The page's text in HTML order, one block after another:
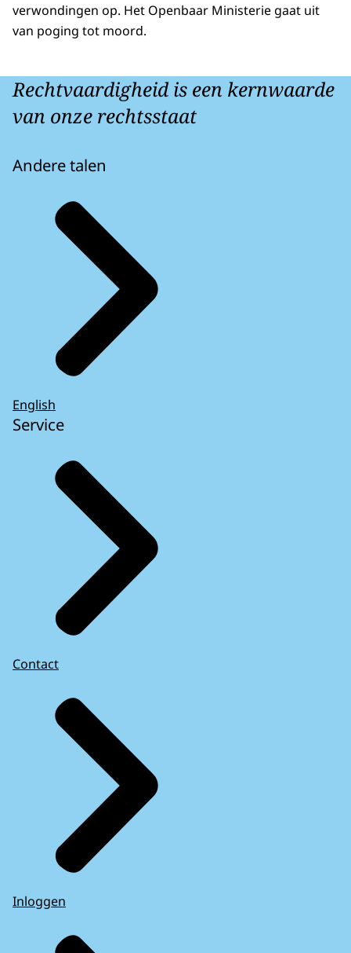
verwondingen op. Het Openbaar Ministerie gaat uit
van poging tot moord.
Rechtvaardigheid is een kernwaarde
van onze rechtsstaat
Andere talen
English
Service
Contact
Inloggen